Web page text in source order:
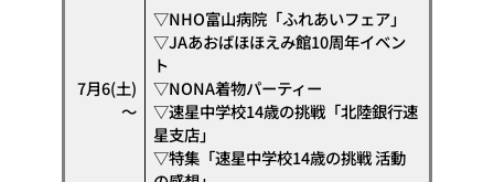
7月6(土)
～
▽NHO富山病院「ふれあいフェア」
▽JAあおばほほえみ館10周年イベン
ト
▽NONA着物パーティー
▽速星中学校14歳の挑戦「北陸銀行速
星支店」
▽特集「速星中学校14歳の挑戦 活動